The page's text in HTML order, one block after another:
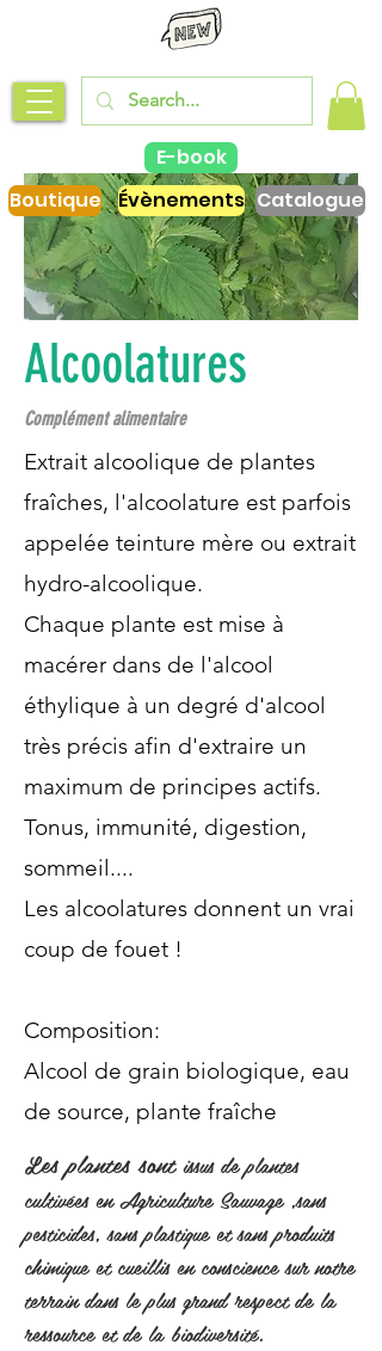
E-book
Boutique
Évènements Catalogue
Alcoolatures
Complément alimentaire
Extrait alcoolique de plantes
fraîches, l'alcoolature est parfois
appelée teinture mère ou extrait
hydro-alcoolique.
Chaque plante est mise à
macérer dans de l'alcool
éthylique à un degré d'alcool
très précis afin d'extraire un
maximum de principes actifs.
Tonus, immunité, digestion,
sommeil....
Les alcoolatures donnent un vrai
coup de fouet !
Composition:
Alcool de grain biologique, eau
de source, plante fraîche
Les plantes sontissus de plantes
cultivées en Agriculture Sauvage ,sans
pesticides, sans plastique et sans produits
chimique et cueillis en conscience sur notre
terrain dans le plus grand respect de la
ressource et de la biodiversité.